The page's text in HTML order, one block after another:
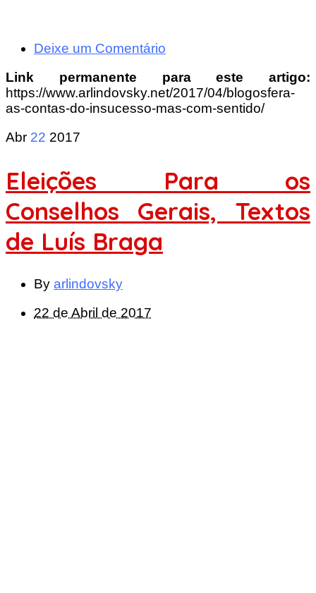
Deixe um Comentário
Link permanente para este artigo:
https://www.arlindovsky.net/2017/04/blogosfera-
as-contas-do-insucesso-mas-com-sentido/
Abr 22 2017
Eleições Para os
Conselhos Gerais, Textos
de Luís Braga
By arlindovsky
22 de Abril de 2017